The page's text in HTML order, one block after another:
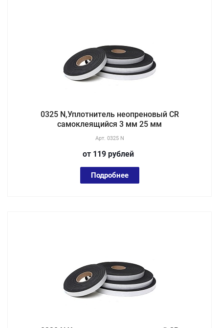
0325 N,Уплотнитель неопреновый CR
самоклеящийся 3 мм 25 мм
Арт. 0325 N
от 119 рублей
Подробнее